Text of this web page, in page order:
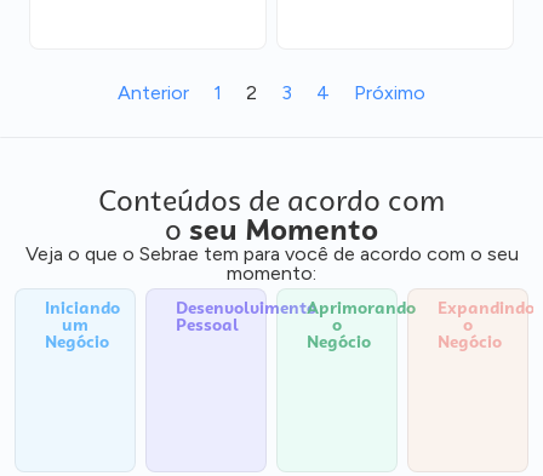
Anterior 1 2 3 4 Próximo
Conteúdos de acordo com
o seu Momento
Veja o que o Sebrae tem para você de acordo com o seu
momento:
Iniciando
um
Negócio
Desenvolvimento
Pessoal
Aprimorando
o
Negócio
Expandindo
o
Negócio